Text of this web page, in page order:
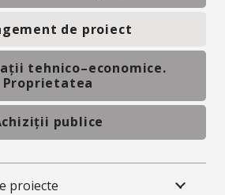
de proiect
tehnico–economice.
Proprietatea
publice
proiecte